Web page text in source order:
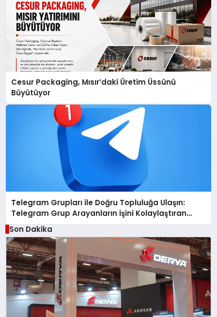
Cesur Packaging, Mısır’daki Üretim Üssünü
Büyütüyor
Telegram Grupları ile Doğru Topluluğa Ulaşın:
Telegram Grup Arayanların İşini Kolaylaştıran
Çözüm
Son Dakika